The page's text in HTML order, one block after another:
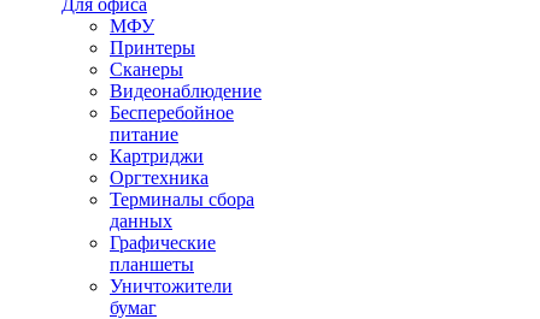
Для офиса
МФУ
Принтеры
Сканеры
Видеонаблюдение
Бесперебойное
питание
Картриджи
Оргтехника
Терминалы сбора
данных
Графические
планшеты
Уничтожители
бумаг